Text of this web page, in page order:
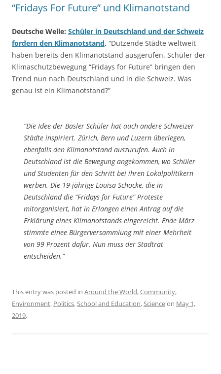
“Fridays For Future” und Klimanotstand
Deutsche Welle: Schüler in Deutschland und der Schweiz
fordern den Klimanotstand. “Dutzende Städte weltweit
haben bereits den Klimanotstand ausgerufen. Schüler der
Klimaschutzbewegung “Fridays for Future” bringen den
Trend nun nach Deutschland und in die Schweiz. Was
genau ist ein Klimanotstand?”
“Die Idee der Basler Schüler hat auch andere Schweizer
Städte inspiriert. Zürich, Bern und Luzern überlegen,
ebenfalls den Klimanotstand auszurufen. Auch in
Deutschland ist die Bewegung angekommen, wo Schüler
und Studenten für den Schritt bei ihren Lokalpolitikern
werben. Die 19-jährige Louisa Schocke, die in
Deutschland die “Fridays for Future” Proteste
mitorganisiert, hat in Erlangen einen Antrag auf die
Erklärung eines Klimanotstands eingereicht. Ende März
stimmte einee Bürgerversammlung mit einer Mehrheit
von 99 Prozent dafür. Nun muss der Stadtrat
entscheiden.”
This entry was posted in Around the World,Community,
Environment, Politics,School and Education,Scienceon May 1,
2019.